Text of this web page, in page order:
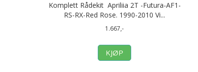
Komplett Rådekit Apriliia 2T -Futura-AF1-
RS-RX-Red Rose. 1990-2010 Vi...
1.667,-
KJØP